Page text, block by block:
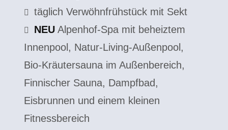
täglich Verwöhnfrühstück mit Sekt
NEU Alpenhof-Spa mit beheiztem
Innenpool, Natur-Living-Außenpool,
Bio-Kräutersauna im Außenbereich,
Finnischer Sauna, Dampfbad,
Eisbrunnen und einem kleinen
Fitnessbereich